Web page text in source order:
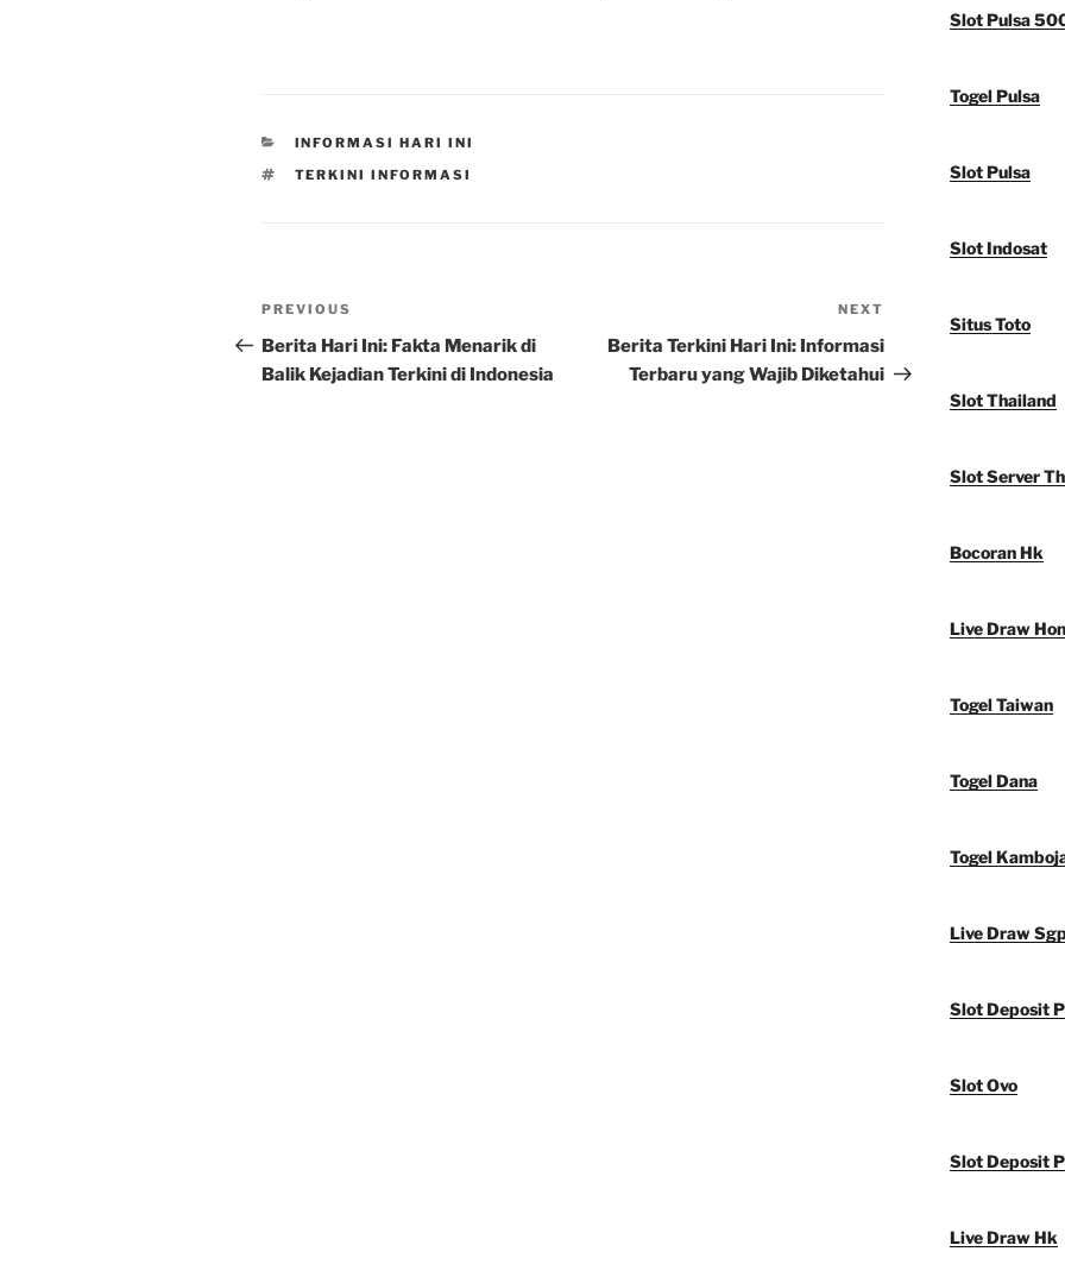
CATEGORIES
INFORMASI HARI INI
TAGS
TERKINI INFORMASI
Post
navigation
Previous
Post
PREVIOUS
Berita Hari Ini: Fakta Menarik di
Balik Kejadian Terkini di Indonesia
Post
NEXT
Berita Terkini Hari Ini: Informasi
Terbaru yang Wajib Diketahui
Slot Pulsa
Togel Pulsa
Slot Pulsa
Slot Indosat
Situs Toto
Slot Thailand
Slot Server
Bocoran Hk
Live Draw
Togel Taiwan
Togel Dana
Togel
Live Draw
Slot Deposit
Slot Ovo
Slot Deposit
Live Draw Hk